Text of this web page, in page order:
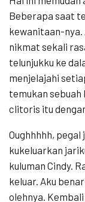
Beberapa saat
kewanitaan-nya.
nikmat sekali
telunjukku ke
menjelajahi
temukan sebuah
clitoris itu
Oughhhhh,
kukeluarkan
kuluman Cindy.
keluar. Aku
olehnya.